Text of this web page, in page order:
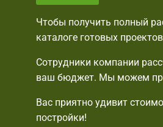
Чтобы получить полный
каталоге готовых
Сотрудники компании
ваш бюджет. Мы можем
Вас приятно удивит
постройки!